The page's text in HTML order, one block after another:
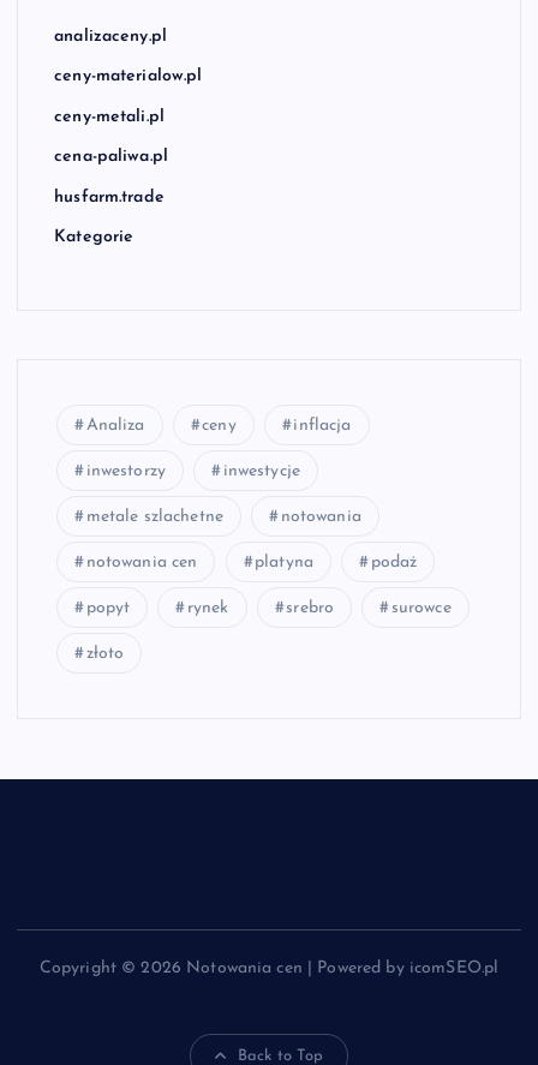
analizaceny.pl
ceny-materialow.pl
ceny-metali.pl
cena-paliwa.pl
husfarm.trade
Kategorie
Analiza ceny inflacja
inwestorzy inwestycje
metale szlachetne notowania
notowania cen platyna podaż
popyt rynek srebro surowce
złoto
Copyright © 2026 Notowania cen | Powered by icomSEO.pl
Back to Top